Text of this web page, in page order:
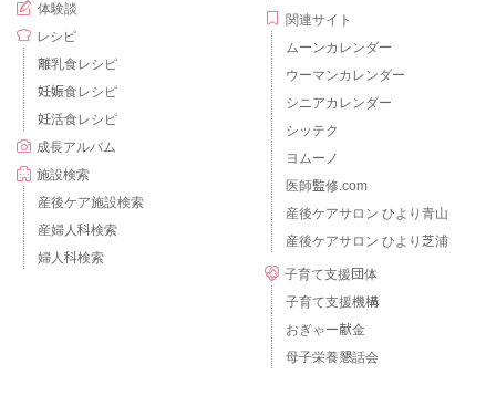
体験談
レシピ
離乳食レシピ
妊娠食レシピ
妊活食レシピ
成長アルバム
施設検索
産後ケア施設検索
産婦人科検索
婦人科検索
関連サイト
ムーンカレンダー
ウーマンカレンダー
シニアカレンダー
シッテク
ヨムーノ
医師監修.com
産後ケアサロン ひより青山
産後ケアサロン ひより芝浦
子育て支援団体
子育て支援機構
おぎゃー献金
母子栄養懇話会